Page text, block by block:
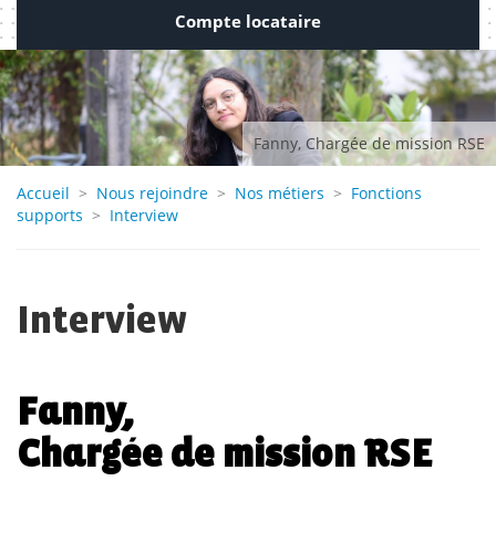
rejoindre
Marchés
publics
Contact
Compte locataire
Fanny, Chargée de mission RSE
Accueil > Nous rejoindre > Nos métiers > Fonctions
supports > Interview
Interview
Fanny,
Chargée de mission RSE